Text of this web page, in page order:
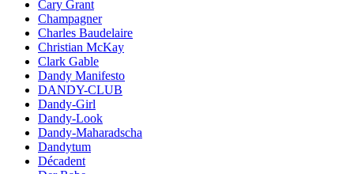
Cary Grant
Champagner
Charles Baudelaire
Christian McKay
Clark Gable
Dandy Manifesto
DANDY-CLUB
Dandy-Girl
Dandy-Look
Dandy-Maharadscha
Dandytum
Décadent